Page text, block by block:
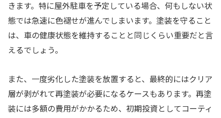
きます。特に屋外駐車を予定している場合、何もしない状
態では急速に色褪せが進んでしまいます。塗装を守ること
は、車の健康状態を維持することと同じくらい重要だと言
えるでしょう。
また、一度劣化した塗装を放置すると、最終的にはクリア
層が剥がれて再塗装が必要になるケースもあります。再塗
装には多額の費用がかかるため、初期投資としてコーティ